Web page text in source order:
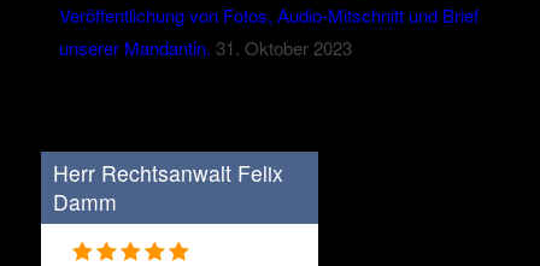
Veröffentlichung von Fotos, Audio-Mitschnitt und Brief
unserer Mandantin. 31. Oktober 2023
Herr Rechtsanwalt Felix
Damm